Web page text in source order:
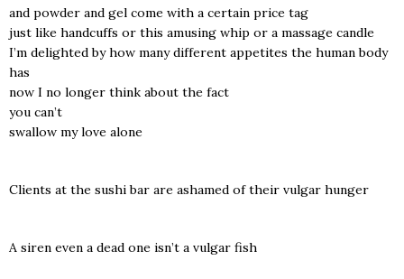
and powder and gel come with a cer­ta­in pri­ce tag
just like hand­cuffs or this amu­sing whip or a mas­sa­ge can­dle
I’m deli­gh­ted by how many dif­fe­rent appe­ti­tes the human body
has
now I no lon­ger think abo­ut the fact
you can’t
swal­low my love alo­ne
Clients at the sushi bar are asha­med of the­ir vul­gar hun­ger
A siren even a dead one isn’t a vul­gar fish